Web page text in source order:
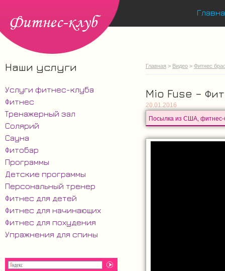
Наши услуги
Услуги фитнес-клуба
Фитнес
Тренажерный зал
Солярий
Сауна
Фитобар
Программы
Детские программы
Персональный тренер
Фитнес для детей
Фитнес для начинающих
Фитнес для похудения
Упражнения для спины
Главная > Видео > Фитнес
Mio Fuse –
20.01.2016
Посылка из США, фитнес-